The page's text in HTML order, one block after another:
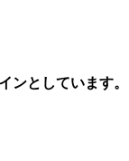
ンとしています